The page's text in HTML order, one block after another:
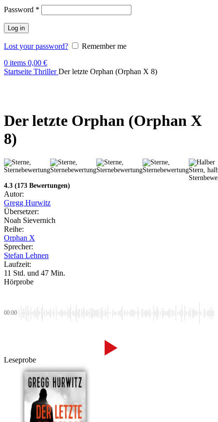
Password *
Log in
Lost your password?
Remember me
0 items 0,00 €
Startseite ThrillerDer letzte Orphan (Orphan X 8)
Der letzte Orphan (Orphan X
8)
4.3 (173 Bewertungen)
Autor:
Gregg Hurwitz
Übersetzer:
Noah Sievernich
Reihe:
Orphan X
Sprecher:
Stefan Lehnen
Laufzeit:
11 Std. und 47 Min.
Hörprobe
00:00
Leseprobe